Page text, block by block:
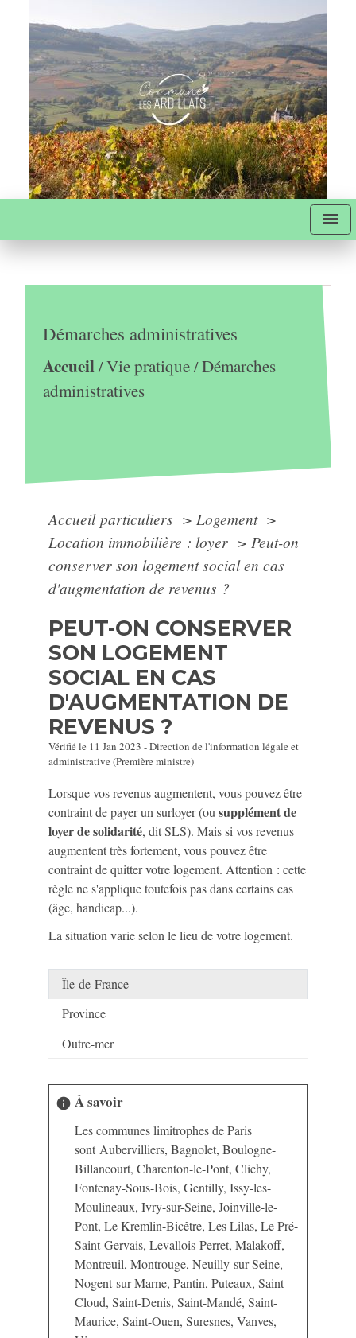
menu
Démarches administratives
Accueil/Vie pratique/Démarches
administratives
Accueil particuliers > Logement >
Location immobilière : loyer > Peut-on
conserver son logement social en cas
d'augmentation de revenus ?
PEUT-ON CONSERVER
SON LOGEMENT
SOCIAL EN CAS
D'AUGMENTATION DE
REVENUS ?
Vérifié le 11 Jan 2023 - Direction de l'information légale et
administrative (Première ministre)
Lorsque vos revenus augmentent, vous pouvez être
contraint de payer un surloyer (ousupplément de
loyer de solidarité, dit SLS). Mais si vos revenus
augmentent très fortement, vous pouvez être
contraint de quitter votre logement. Attention : cette
règle ne s'applique toutefois pas dans certains cas
(âge, handicap...).
La situation varie selon le lieu de votre logement.
Île-de-France
Province
Outre-mer
info À savoir
Les communes limitrophes de Paris
sont Aubervilliers, Bagnolet, Boulogne-
Billancourt, Charenton-le-Pont, Clichy,
Fontenay-Sous-Bois, Gentilly, Issy-les-
Moulineaux, Ivry-sur-Seine, Joinville-le-
Pont, Le Kremlin-Bicêtre, Les Lilas, Le Pré-
Saint-Gervais, Levallois-Perret, Malakoff,
Montreuil, Montrouge, Neuilly-sur-Seine,
Nogent-sur-Marne, Pantin, Puteaux, Saint-
Cloud, Saint-Denis, Saint-Mandé, Saint-
Maurice, Saint-Ouen, Suresnes, Vanves,